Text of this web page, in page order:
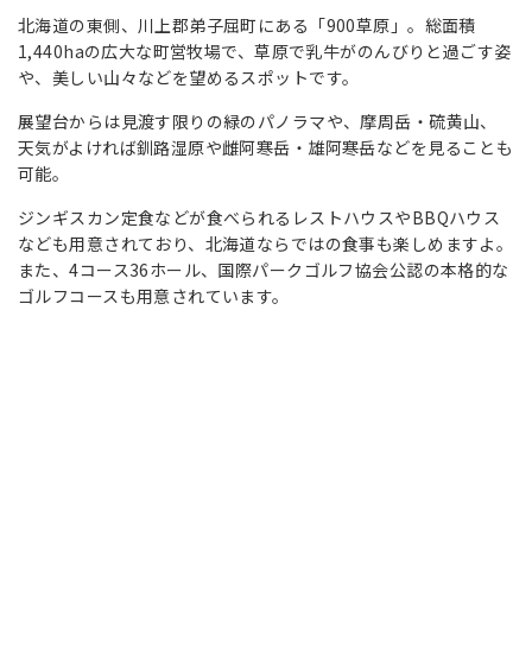
北海道の東側、川上郡弟子屈町にある「900草原」。総面積
1,440haの広大な町営牧場で、草原で乳牛がのんびりと過ごす姿
や、美しい山々などを望めるスポットです。
展望台からは見渡す限りの緑のパノラマや、摩周岳・硫黄山、
天気がよければ釧路湿原や雌阿寒岳・雄阿寒岳などを見ることも
可能。
ジンギスカン定食などが食べられるレストハウスやBBQハウス
なども用意されており、北海道ならではの食事も楽しめますよ。
また、4コース36ホール、国際パークゴルフ協会公認の本格的な
ゴルフコースも用意されています。